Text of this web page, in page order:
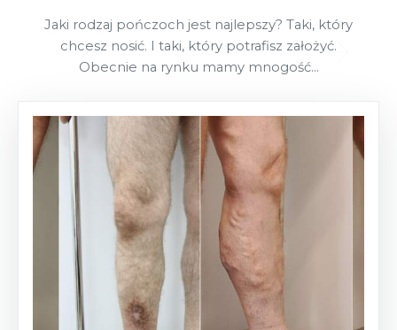
Jaki rodzaj pończoch jest najlepszy? Taki, który
chcesz nosić. I taki, który potrafisz założyć.
Obecnie na rynku mamy mnogość...